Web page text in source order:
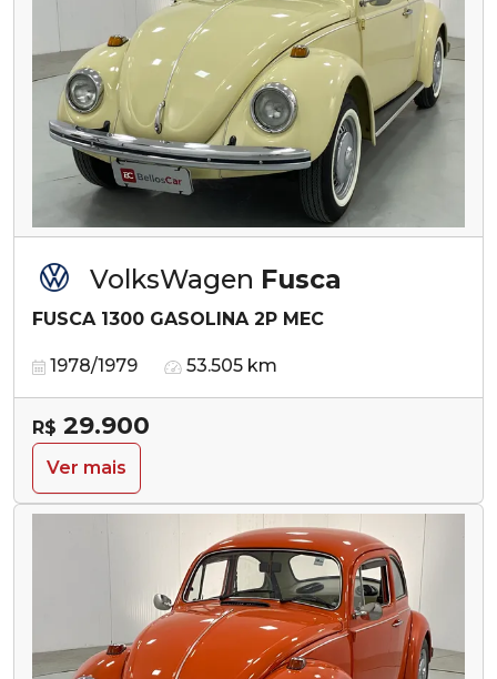
VolksWagen Fusca
FUSCA 1300 GASOLINA 2P MEC
1978/1979 53.505 km
R$ 29.900
Ver mais